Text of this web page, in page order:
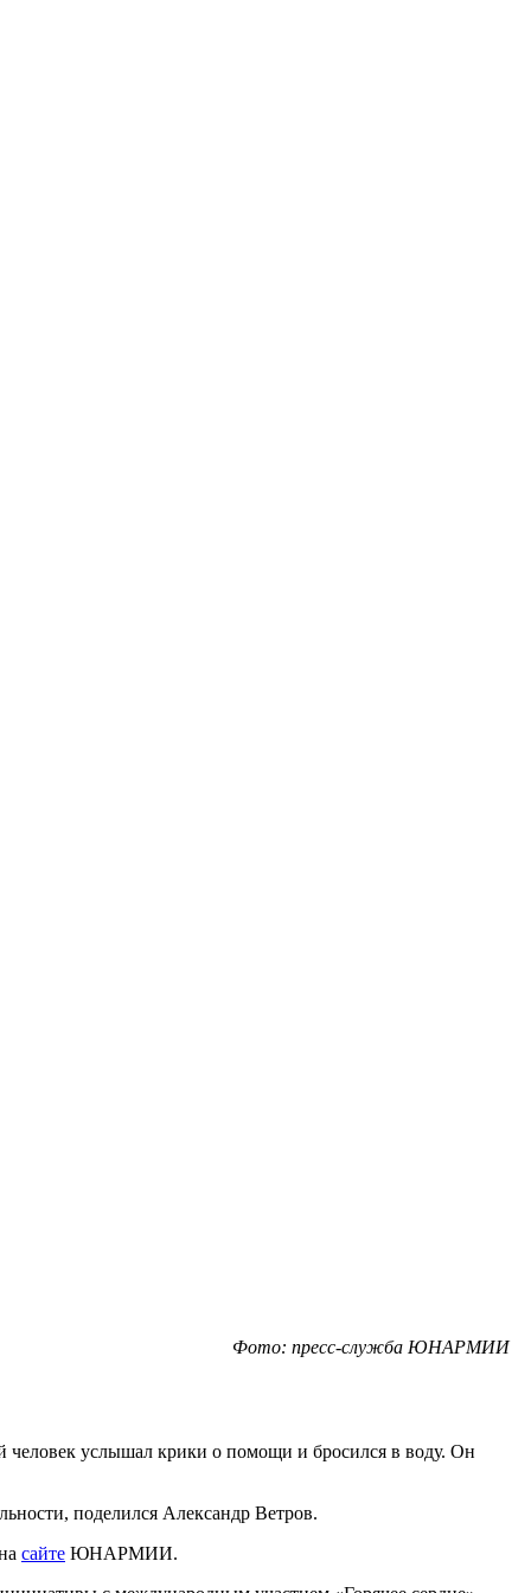
Фото: пресс-служба ЮНАРМИИ
человек услышал крики о помощи и бросился в воду. Он
поделился Александр Ветров.
сайте ЮНАРМИИ.